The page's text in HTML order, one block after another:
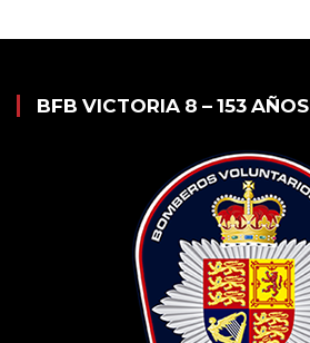
BFB VICTORIA 8 – 153 AÑOS